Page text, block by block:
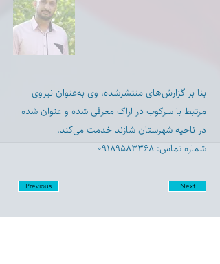
بنا بر گزارش‌های منتشرشده، وی به‌عنوان نیروی
مرتبط با سرکوب در اراک معرفی شده و عنوان شده
در ناحیه شهرستان شازند خدمت می‌کند.
شماره تماس: ۰۹۱۸۹۵۸۳۳۶۸
Previous Next